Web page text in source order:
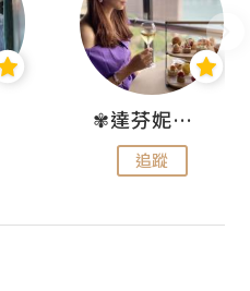
✾達芬妮•愛孩子•愛生活✾
追蹤